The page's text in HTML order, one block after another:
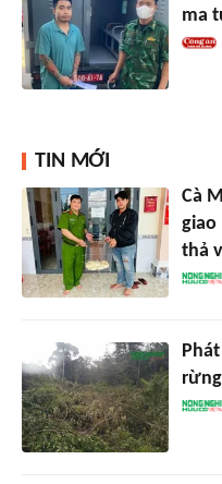
ma
TIN MỚI
Cà
giao
thả